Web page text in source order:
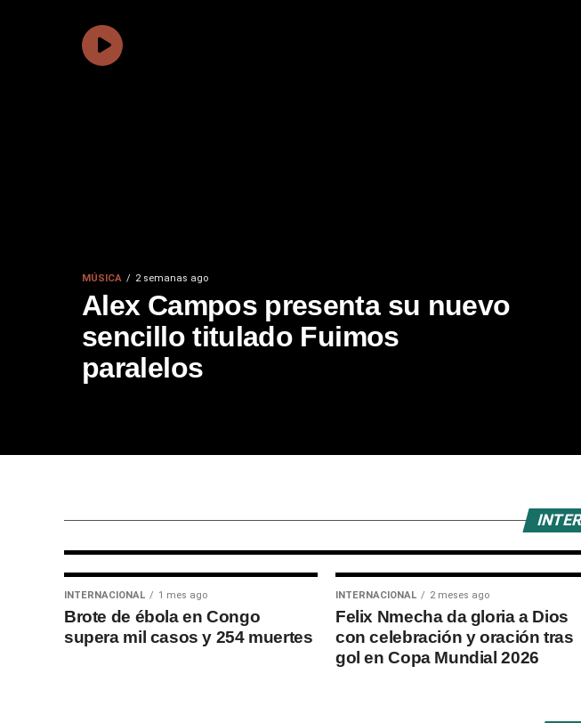
MÚSICA 2 semanas ago
Alex Campos presenta su nuevo
sencillo titulado Fuimos
paralelos
INTERNACIONAL
Filipinas
INTERNACIONAL 1 mes ago
Brote de ébola en Congo
supera mil casos y 254 muertes
INTERNACIONAL 2 meses ago
Felix Nmecha da gloria a Dios
con celebración y oración tras
gol en Copa Mundial 2026